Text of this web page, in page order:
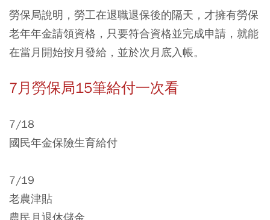
勞保局說明，勞工在退職退保後的隔天，才擁有勞保
老年年金請領資格，只要符合資格並完成申請，就能
在當月開始按月發給，並於次月底入帳。
7月勞保局15筆給付一次看
7/18
國民年金保險生育給付
7/19
老農津貼